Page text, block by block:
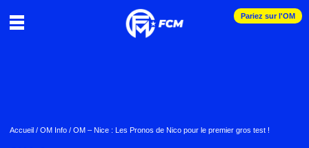
Pariez sur l'OM
Accueil / OM Info / OM – Nice : Les Pronos de Nico pour le premier gros test !